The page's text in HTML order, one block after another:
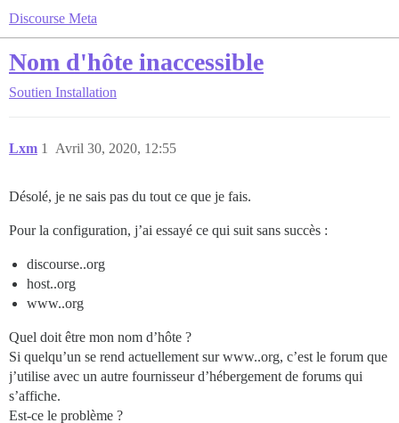
Discourse Meta
Nom d'hôte inaccessible
Soutien Installation
Lxm Avril 30, 2020, 12:55
1
Désolé, je ne sais pas du tout ce que je fais.
Pour la configuration, j’ai essayé ce qui suit sans succès :
discourse..org
host..org
www..org
Quel doit être mon nom d’hôte ?
Si quelqu’un se rend actuellement sur www..org, c’est le forum que
j’utilise avec un autre fournisseur d’hébergement de forums qui
s’affiche.
Est-ce le problème ?